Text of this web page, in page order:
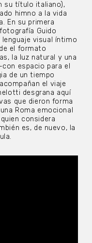
su título italiano),
himno a la vida
En su primera
Guido
visual íntimo
el formato
la luz natural y una
espacio para el
de un tiempo
el viaje
desgrana aquí
que dieron forma
Roma emocional
considera
es, de nuevo, la